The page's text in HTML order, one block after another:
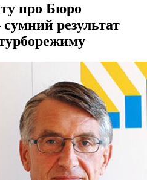
про Бюро
сумний результат